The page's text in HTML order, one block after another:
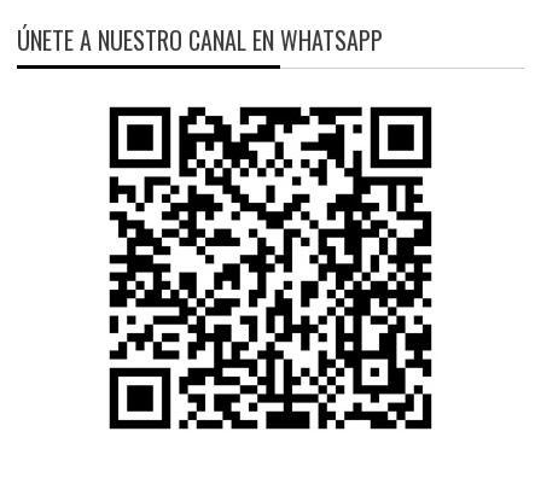
ÚNETE A NUESTRO CANAL EN WHATSAPP